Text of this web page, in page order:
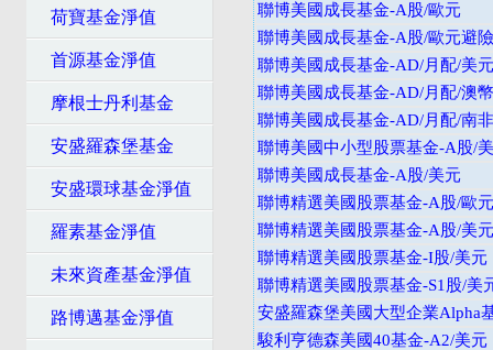
荷寶基金淨值
首源基金淨值
摩根士丹利基金
安盛羅森堡基金
安盛環球基金淨值
羅素基金淨值
未來資產基金淨值
路博邁基金淨值
聯博美國成長基金-A股/歐元
聯博美國成長基金-A股/歐元避險
聯博美國成長基金-AD/月配/美元
聯博美國成長基金-AD/月配/澳
聯博美國成長基金-AD/月配/南
聯博美國中小型股票基金-A股/
聯博美國成長基金-A股/美元
聯博精選美國股票基金-A股/歐元
聯博精選美國股票基金-A股/美元
聯博精選美國股票基金-I股/美元
聯博精選美國股票基金-S1股/美
安盛羅森堡美國大型企業Alpha
駿利亨德森美國40基金-A2/美元